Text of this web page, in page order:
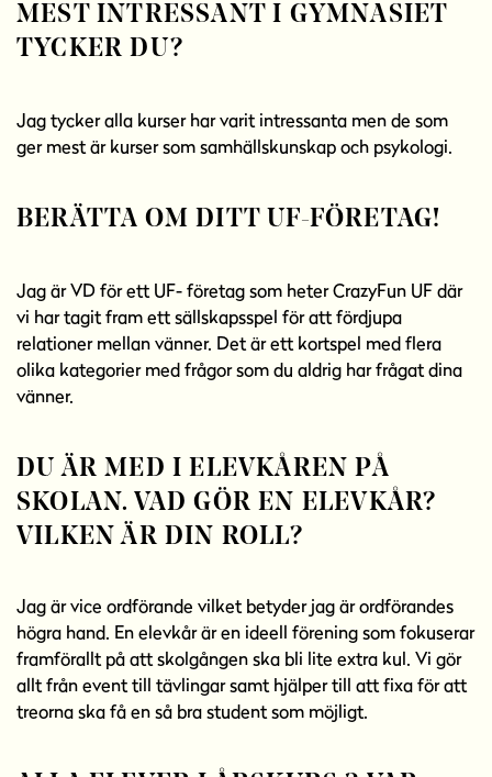
MEST INTRESSANT I GYMNASIET
TYCKER DU?
Jag tycker alla kurser har varit intressanta men de som
ger mest är kurser som samhällskunskap och psykologi.
BERÄTTA OM DITT UF-FÖRETAG!
Jag är VD för ett UF- företag som heter CrazyFun UF där
vi har tagit fram ett sällskapsspel för att fördjupa
relationer mellan vänner. Det är ett kortspel med flera
olika kategorier med frågor som du aldrig har frågat dina
vänner.
DU ÄR MED I ELEVKÅREN PÅ
SKOLAN. VAD GÖR EN ELEVKÅR?
VILKEN ÄR DIN ROLL?
Jag är vice ordförande vilket betyder jag är ordförandes
högra hand. En elevkår är en ideell förening som fokuserar
framförallt på att skolgången ska bli lite extra kul. Vi gör
allt från event till tävlingar samt hjälper till att fixa för att
treorna ska få en så bra student som möjligt.